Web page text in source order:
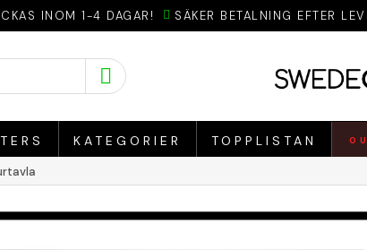
INOM 1-4 DAGAR! SÄKER BETALNING EFTER
KATEGORIER TOPPLISTAN